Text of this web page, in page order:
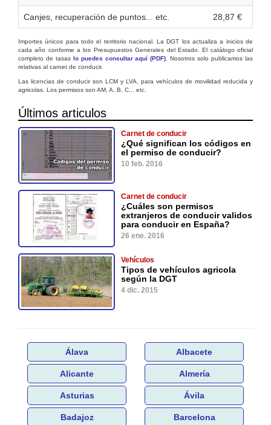
Canjes, recuperación de puntos... etc. 28,87 €
Importes únicos para todo el territorio nacional. La DGT los actualiza a inicios de
cada año conforme a los Presupuestos Generales del Estado. El catálogo oficial
completo de tasas lo puedes consultar aquí (PDF) . Nosotros solo publicamos las
relativas al carnet de conducir.
Las licencias de conducir son LCM y LVA, para vehículos de movilidad reducida y
agricolas. Los permisos son AM, A, B, C... etc.
Últimos articulos
Carnet de conducir
¿Qué significan los códigos en
el permiso de conducir?
10 feb. 2016
Carnet de conducir
¿Cuáles son permisos
extranjeros de conducir validos
para conducir en España?
26 ene. 2016
Vehículos
Tipos de vehículos agricola
según la DGT
4 dic. 2015
Álava Albacete
Alicante Almería
Asturias Ávila
Badajoz Barcelona